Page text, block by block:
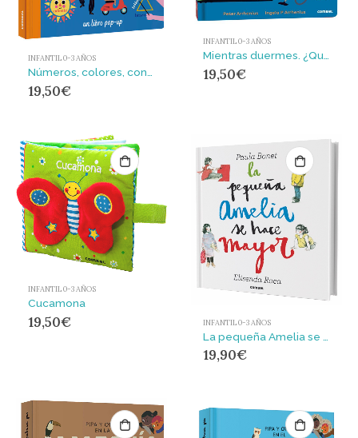
INFANTIL 0-3 AÑOS
19,50€
INFANTIL 0-3 AÑOS
19,50€
INFANTIL 0-3 AÑOS
Cucamona
19,50€ INFANTIL 0-3 AÑOS
19,90€